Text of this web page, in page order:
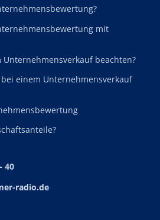
mit
beachten?
einem Unternehmensverkauf
40
radio.de